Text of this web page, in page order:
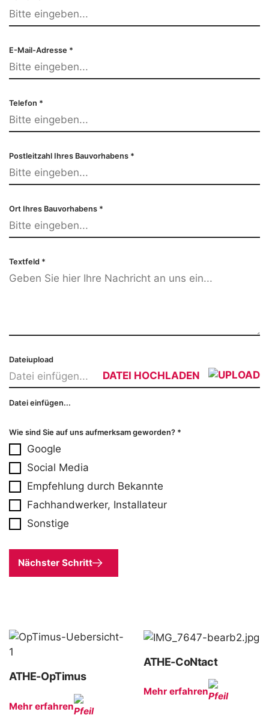
E-Mail-Adresse *
Telefon *
Postleitzahl Ihres Bauvorhabens *
Ort Ihres Bauvorhabens *
Textfeld *
Dateiupload
Datei einfügen... DATEI HOCHLADEN
Datei einfügen...
Wie sind Sie auf uns aufmerksam geworden? *
Google
Social Media
Empfehlung durch Bekannte
Fachhandwerker, Installateur
Sonstige
Nächster Schritt
ATHE-OpTimus
Mehr erfahren
ATHE-CoNtact
Mehr erfahren